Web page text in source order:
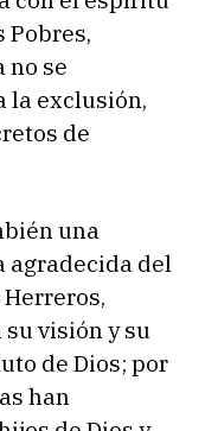
Pobres,
no se
la exclusión,
de
una
agradecida del
visión y su
de Dios; por
han